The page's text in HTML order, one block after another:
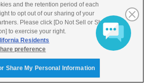
2024年5月15日(水)～5月
and the retention period of each
to opt out of our sharing of your
Please click [Do Not Sell or Share
to exercise your right.
Residents
preference
Share My Personal Information